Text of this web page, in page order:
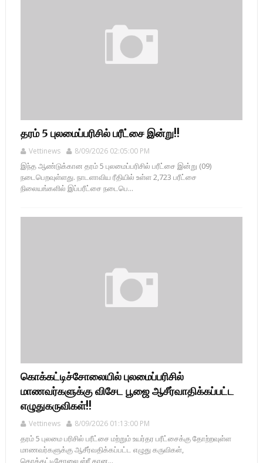
தரம் 5 புலமைப்பரிசில் பரீட்சை இன்று!!
Vettinews 8/09/2026 02:05:00 PM
இந்த ஆண்டுக்கான தரம் 5 புலமைப்பரிசில் பரீட்சை இன்று (09)
நடைபெறவுள்ளது. நாடளாவிய ரீதியில் உள்ள 2,723 பரீட்சை
நிலையங்களில் இப்பரீட்சை நடைபெ...
கொக்கட்டிச்சோலையில் புலமைப்பரிசில்
மாணவர்களுக்கு விசேட பூஜை ஆசீர்வாதிக்கப்பட்ட
எழுதுகருவிகள்!!
Vettinews 8/09/2026 01:13:00 PM
தரம் 5 புலமை பரிசில் பரீட்சை மற்றும் உயர்தர பரீட்சைக்கு தோற்றவுள்ள
மாணவர்களுக்கு ஆசீர்வதிக்கப்பட்ட எழுது கருவிகள்,
கொக்கட்டிசோலை ஸ்ரீ தான...